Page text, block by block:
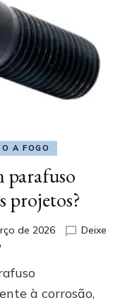
A FOGO
parafuso
projetos?
de 2026
Deixe
em
que
investirà corrosão,